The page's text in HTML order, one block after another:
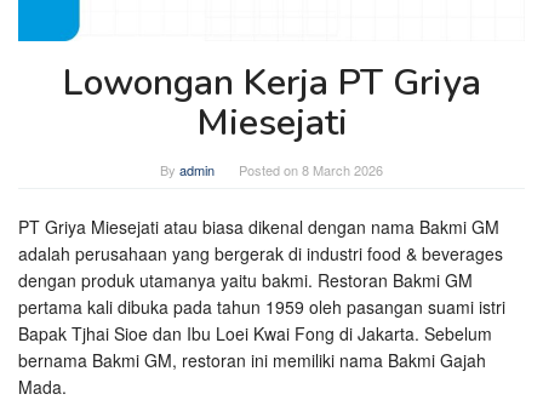
Lowongan Kerja PT Griya
Miesejati
By admin Posted on8 March 2026
PT Griya Miesejati atau biasa dikenal dengan nama Bakmi GM
adalah perusahaan yang bergerak di industri food & beverages
dengan produk utamanya yaitu bakmi. Restoran Bakmi GM
pertama kali dibuka pada tahun 1959 oleh pasangan suami istri
Bapak Tjhai Sioe dan Ibu Loei Kwai Fong di Jakarta. Sebelum
bernama Bakmi GM, restoran ini memiliki nama Bakmi Gajah
Mada.